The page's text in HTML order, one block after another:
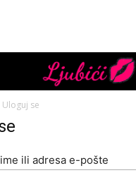
Uloguj se
ili adresa e-pošte